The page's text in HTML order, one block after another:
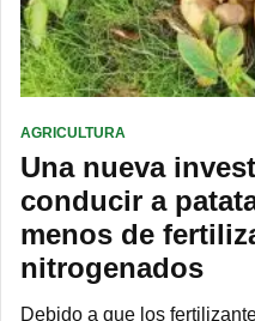
AGRICULTURA
Una nueva
conducir a
menos de
nitrogenados
Debido a que los